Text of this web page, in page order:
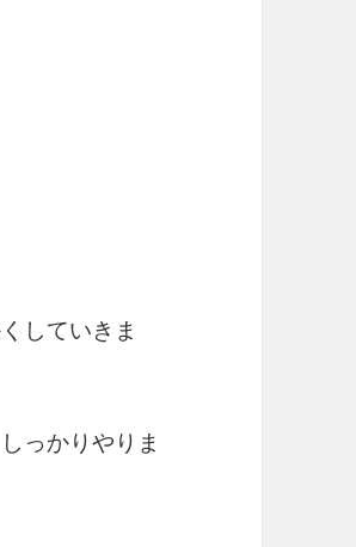
していきま
っかりやりま